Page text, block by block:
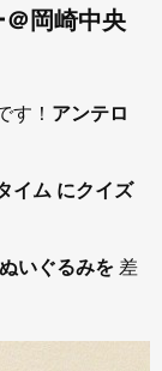
岡崎中央
！ アンテロ
イム にクイズ
いぐるみを 差